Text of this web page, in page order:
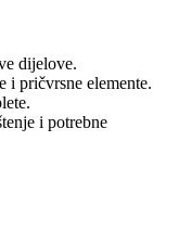
dijelove.
pričvrsne elemente.
i potrebne